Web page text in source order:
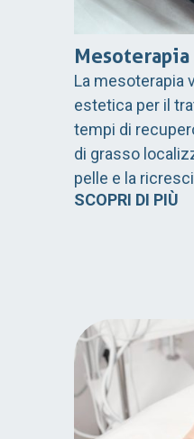
Mesoterapia
La mesoterapia
estetica per il
tempi di
di grasso
pelle e la
SCOPRI DI PIÙ